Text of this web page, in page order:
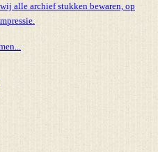
alle archief stukken bewaren, op